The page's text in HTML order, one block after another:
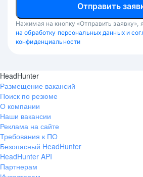
Отправить
Нажимая на кнопку «Отправить заявку»,
на обработку персональных данных и
конфиденциальности
HeadHunter
Размещение вакансий
Поиск по резюме
О компании
Наши вакансии
Реклама на сайте
Требования к ПО
Безопасный HeadHunter
HeadHunter API
Партнерам